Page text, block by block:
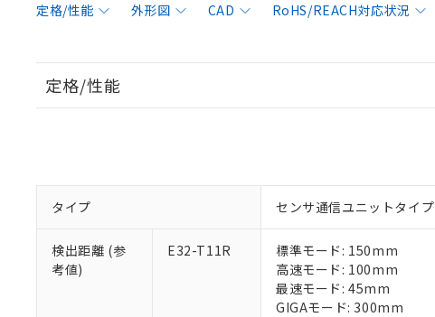
定格/性能 外形図 CAD RoHS/REACH対応状況
定格/性能
タイプ センサ通信ユニットタイプ
検出距離 (参
考値)
E32-T11R
標準モード: 150mm
高速モード: 100mm
最速モード: 45mm
GIGAモード: 300mm